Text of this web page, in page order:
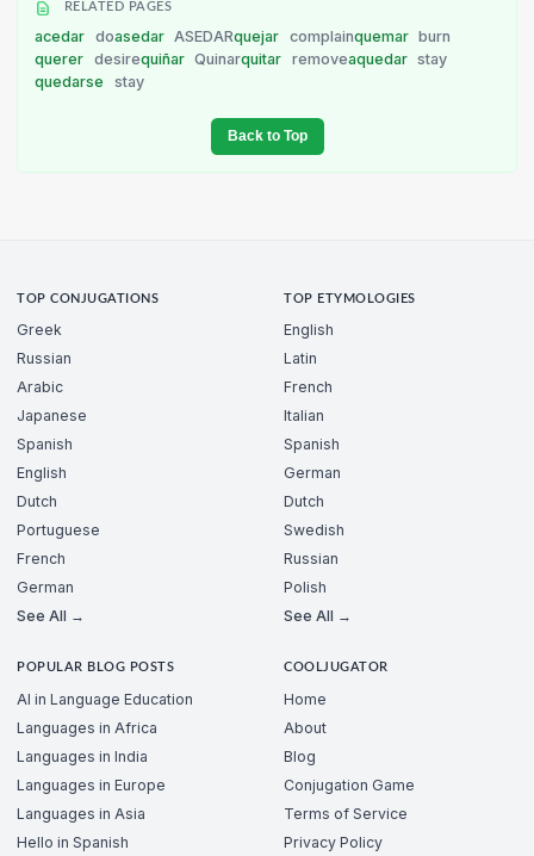
RELATED PAGES
acedar doasedar ASEDARquejar complainquemar burn
querer desirequiñar Quinarquitar removeaquedar stay
quedarse
stay
Back to Top
TOP CONJUGATIONS
Greek
Russian
Arabic
Japanese
Spanish
English
Dutch
Portuguese
French
German
See All →
TOP ETYMOLOGIES
English
Latin
French
Italian
Spanish
German
Dutch
Swedish
Russian
Polish
See All →
POPULAR BLOG POSTS
AI in Language Education
Languages in Africa
Languages in India
Languages in Europe
Languages in Asia
Hello in Spanish
COOLJUGATOR
Home
About
Blog
Conjugation Game
Terms of Service
Privacy Policy